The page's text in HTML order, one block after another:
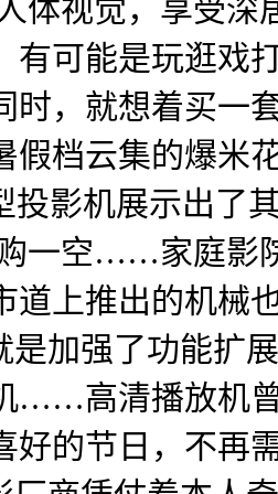
体视觉，享受
有可能是玩逛戏
时，就想着买一
档云集的爆米
投影机展示出了
一空……家庭影
道上推出的机械
是加强了功能扩
……高清播放机
好的节日，不再